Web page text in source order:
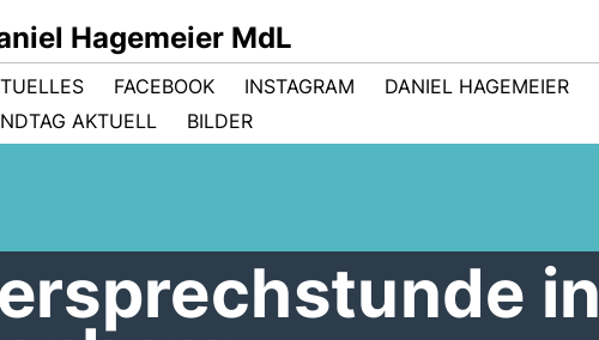
Hagemeier MdL
FACEBOOK INSTAGRAM DANIEL HAGEMEIER
AKTUELL
BILDER
in